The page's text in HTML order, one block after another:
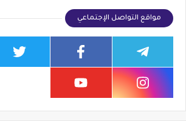
مواقع التواصل الإجتماعي